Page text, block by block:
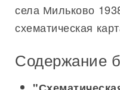
села Мильково
схематическая
Содержание